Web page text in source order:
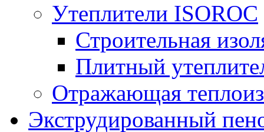
Утеплители ISOROC
Строительная
Плитный
Отражающая
Экструдированный